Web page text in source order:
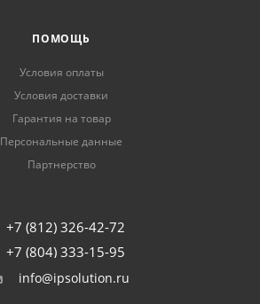
ПОМОЩЬ
Условия оплаты
Условия доставки
Гарантия на товар
Персональные данные
Партнерство
+7 (812) 326-42-72
+7 (804) 333-15-95
info@ipsolution.ru